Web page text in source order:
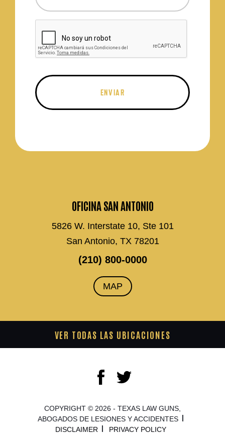
OFICINA SAN ANTONIO
5826 W. Interstate 10, Ste 101
San Antonio, TX 78201
(210) 800-0000
MAP
VER TODAS LAS UBICACIONES
COPYRIGHT © 2026 - TEXAS LAW GUNS,
ABOGADOS DE LESIONES Y ACCIDENTES
DISCLAIMER
PRIVACY POLICY